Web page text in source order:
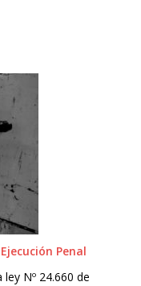
Penal
Nº 24.660 de